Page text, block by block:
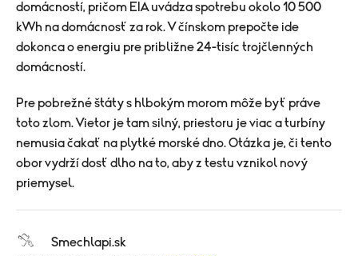
domácností, pričom EIA uvádza spotrebu okolo 10 500
kWh na domácnosť za rok. V čínskom prepočte ide
dokonca o energiu pre približne 24-tisíc trojčlenných
domácností.
Pre pobrežné štáty s hlbokým morom môže byť práve
toto zlom. Vietor je tam silný, priestoru je viac a turbíny
nemusia čakať na plytké morské dno. Otázka je, či tento
obor vydrží dosť dlho na to, aby z testu vznikol nový
priemysel.
Smechlapi.sk